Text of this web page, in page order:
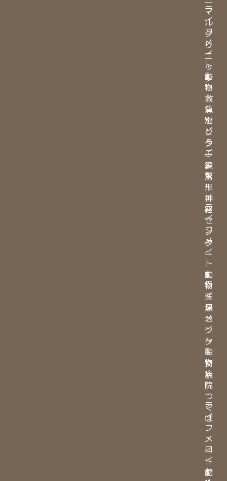
マ
ル
ク
リ
ニ
ッ
ク
・
江
別
ど
う
ぶ
つ
整
形
神
経
セ
ン
タ
ー
・
ラ
イ
フ
メ
イ
ト
動
物
病
院
つ
く
ば
・
ロ
イ
ヤ
ラ
イ
フ
メ
イ
ト
動
物
救
急
セ
ン
タ
ー
練
馬
・
ラ
イ
フ
メ
イ
ト
動
物
医
療
セ
ン
タ
ー
文
京
・
ラ
イ
フ
メ
イ
ト
動